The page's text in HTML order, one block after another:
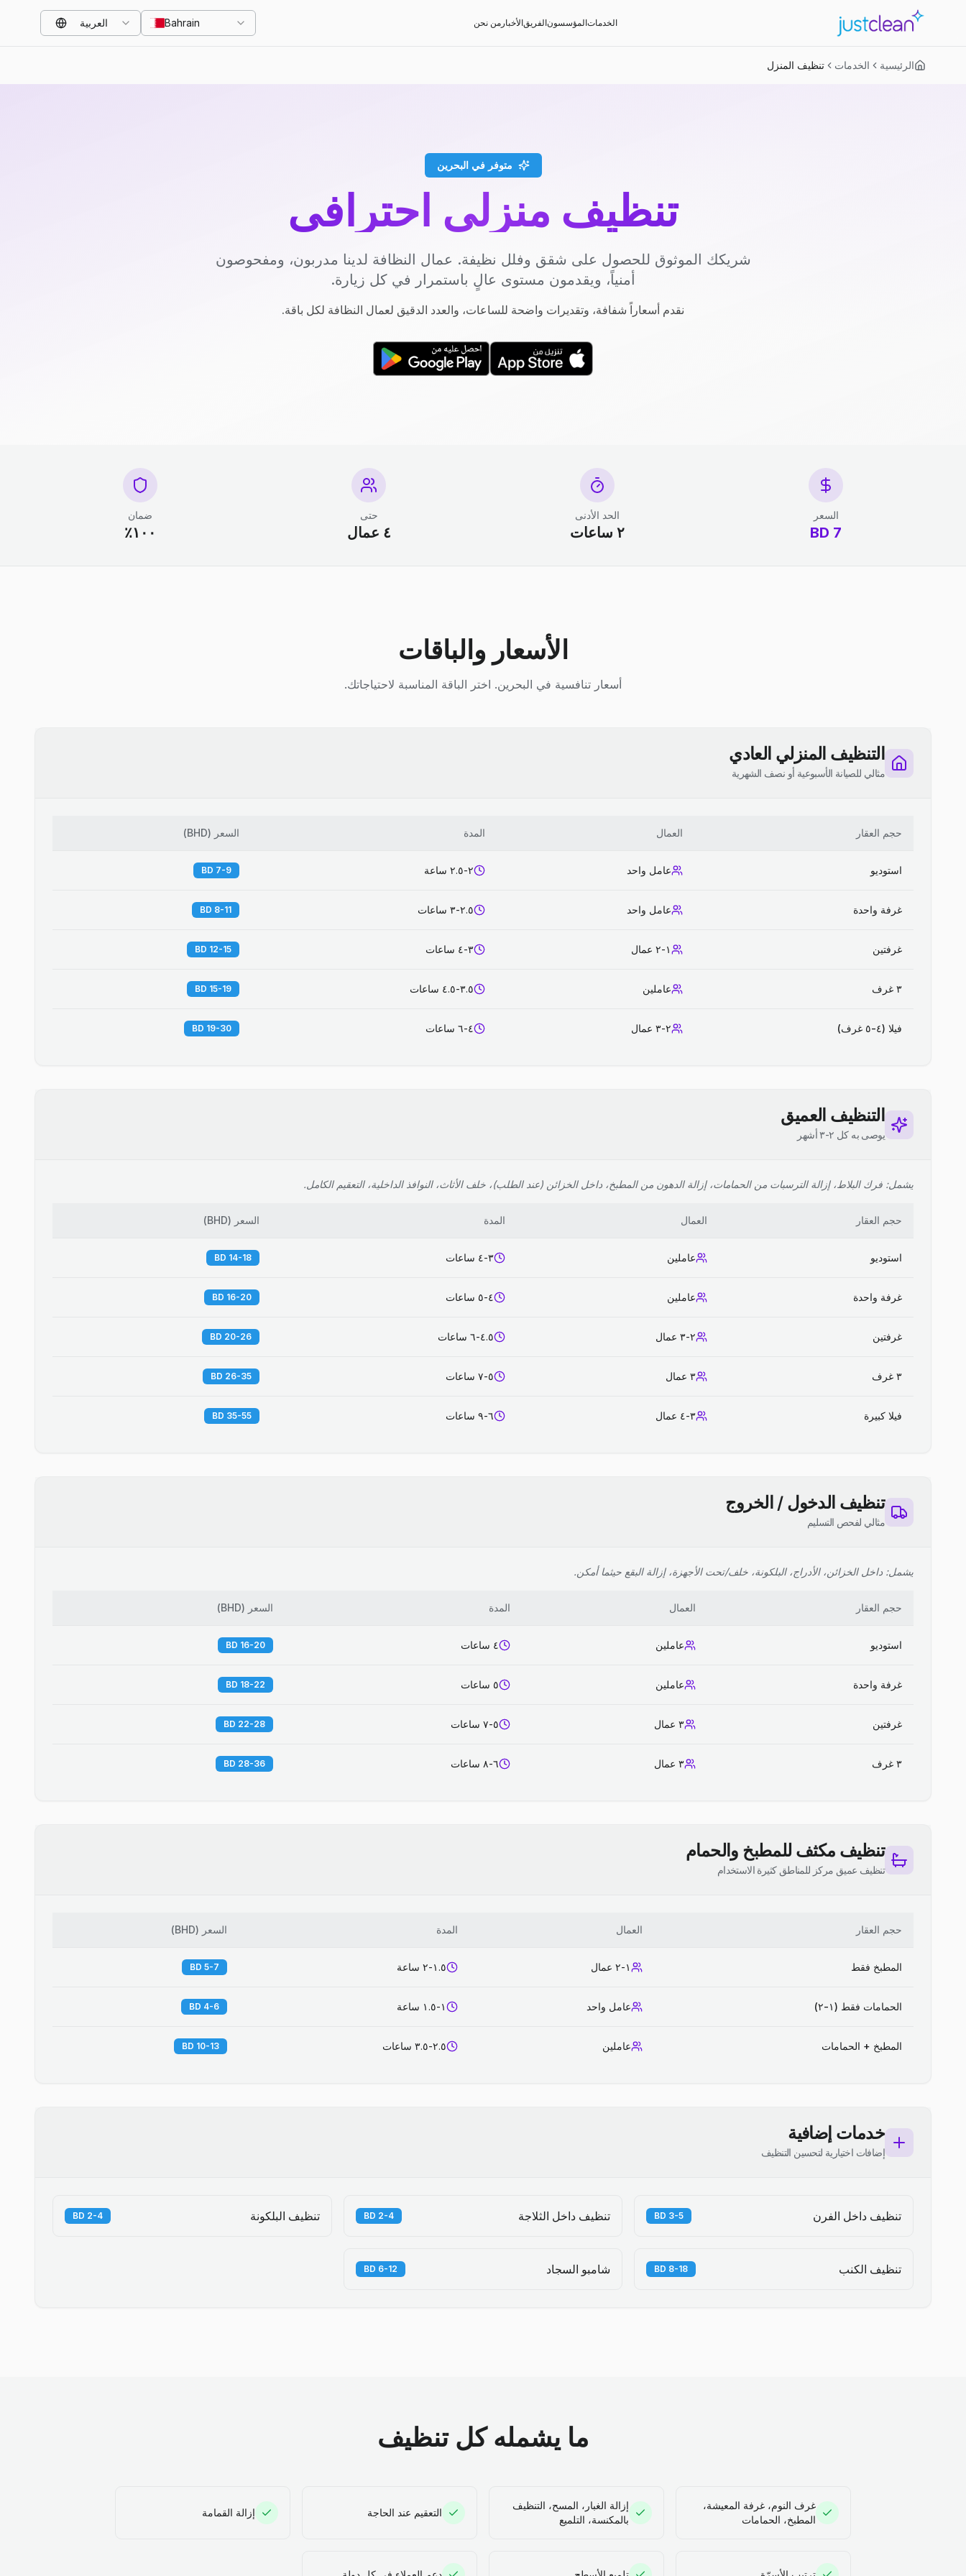
الخدماتالمؤسسونالفريقالأخبار من نحن Bahrain العربية
الرئيسية الخدمات تنظيف المنزل
متوفر في البحرين
تنظيف منزلي احترافي
شريكك الموثوق للحصول على شقق وفلل نظيفة. عمال النظافة لدينا مدربون، ومفحوصون
أمنياً، ويقدمون مستوى عالٍ باستمرار في كل زيارة.
نقدم أسعاراً شفافة، وتقديرات واضحة للساعات، والعدد الدقيق لعمال النظافة لكل باقة.
السعر
7 BD
الحد الأدنى
٢ ساعات
حتى
٤ عمال
ضمان
١٠٠٪
الأسعار والباقات
أسعار تنافسية في البحرين. اختر الباقة المناسبة لاحتياجاتك.
التنظيف المنزلي العادي
مثالي للصيانة الأسبوعية أو نصف الشهرية
حجم العقار العمال المدة السعر (
BHD
)
استوديو عامل واحد ٢-٢.٥ ساعة 7-9 BD
غرفة واحدة عامل واحد ٢.٥-٣ ساعات 8-11 BD
غرفتين ١-٢ عمال ٣-٤ ساعات 12-15 BD
٣ غرف عاملين ٣.٥-٤.٥ ساعات 15-19 BD
فيلا (٤-٥ غرف) ٢-٣ عمال ٤-٦ ساعات 19-30 BD
التنظيف العميق
يوصى به كل ٢-٣ أشهر
يشمل: فرك البلاط، إزالة الترسبات من الحمامات، إزالة الدهون من المطبخ، داخل الخزائن (عند الطلب)، خلف الأثاث، النوافذ الداخلية، التعقيم الكامل.
حجم العقار العمال المدة السعر (
BHD
)
استوديو عاملين ٣-٤ ساعات 14-18 BD
غرفة واحدة عاملين ٤-٥ ساعات 16-20 BD
غرفتين ٢-٣ عمال ٤.٥-٦ ساعات 20-26 BD
٣ غرف ٣ عمال ٥-٧ ساعات 26-35 BD
فيلا كبيرة ٣-٤ عمال ٦-٩ ساعات 35-55 BD
تنظيف الدخول / الخروج
مثالي لفحص التسليم
يشمل: داخل الخزائن، الأدراج، البلكونة، خلف/تحت الأجهزة، إزالة البقع حيثما أمكن.
حجم العقار العمال المدة السعر (
BHD
)
استوديو عاملين ٤ ساعات 16-20 BD
غرفة واحدة عاملين ٥ ساعات 18-22 BD
غرفتين ٣ عمال ٥-٧ ساعات 22-28 BD
٣ غرف ٣ عمال ٦-٨ ساعات 28-36 BD
تنظيف مكثف للمطبخ والحمام
تنظيف عميق مركز للمناطق كثيرة الاستخدام
حجم العقار العمال المدة السعر (
BHD
)
المطبخ فقط ١-٢ عمال ١.٥-٢ ساعة 5-7 BD
الحمامات فقط (١-٢) عامل واحد ١-١.٥ ساعة 4-6 BD
المطبخ + الحمامات عاملين ٢.٥-٣.٥ ساعات 10-13 BD
خدمات إضافية
إضافات اختيارية لتحسين التنظيف
تنظيف داخل الفرن 3-5 BD تنظيف داخل الثلاجة 2-4 BD تنظيف البلكونة 2-4 BD
تنظيف الكنب 8-18 BD شامبو السجاد 6-12 BD
ما يشمله كل تنظيف
غرف النوم، غرفة المعيشة،
المطبخ، الحمامات
إزالة الغبار، المسح، التنظيف
بالمكنسة، التلميع
التعقيم عند الحاجة إزالة القمامة